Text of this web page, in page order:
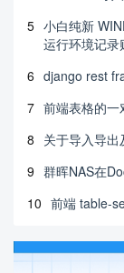
5 小白纯新
运行环境记录
6 django rest
7 前端表格的一
8 关于导入导
9 群晖NAS在
10 前端 table-